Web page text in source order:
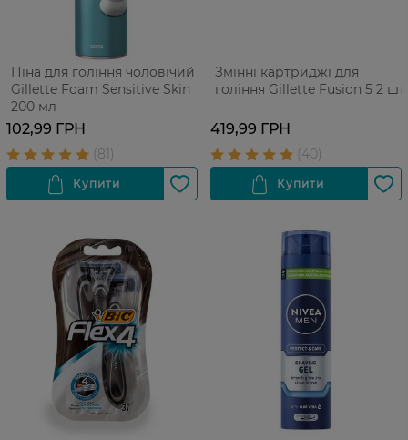
Піна для гоління чоловічий
Gillette Foam Sensitive Skin
200 мл
102,99 ГРН
Змінні картриджі для
гоління Gillette Fusion 5 2 шт
419,99 ГРН